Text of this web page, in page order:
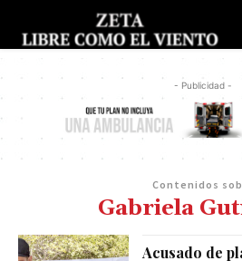
- Publicidad -
Contenidos
Gabriela
Acusado de